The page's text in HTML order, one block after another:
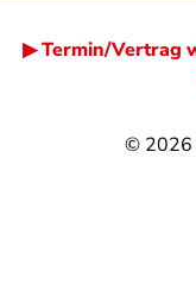
© 2026
▶ Termin/Vertrag